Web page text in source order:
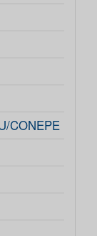
CONEPE